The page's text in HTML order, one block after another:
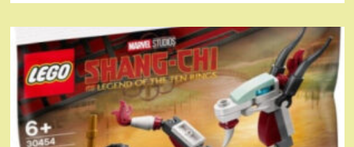
(EU)
Конструктор
LEGO
City
Лаборатория
космических
наук
(60439)